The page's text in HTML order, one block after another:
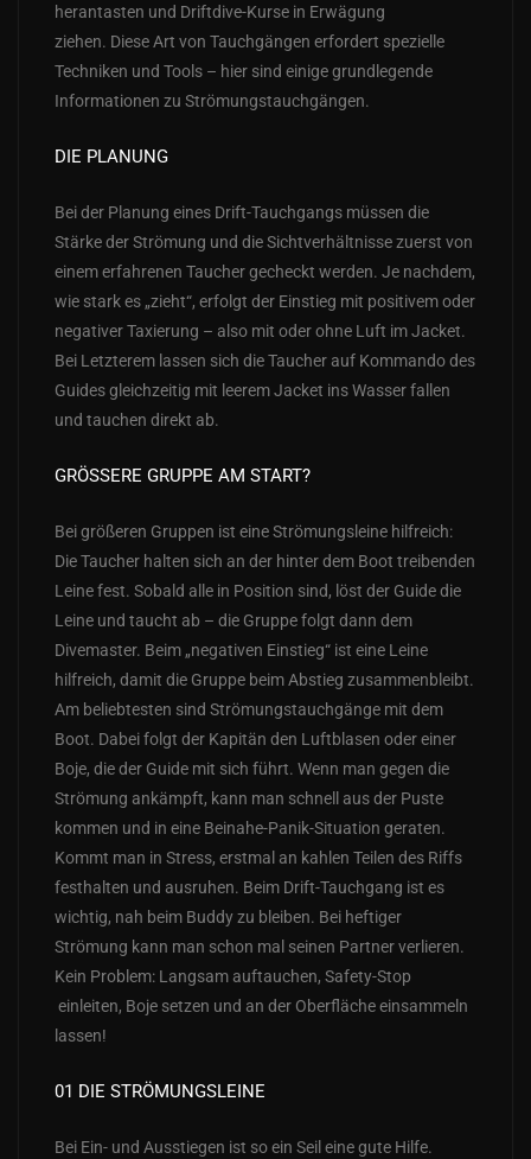
herantasten und Driftdive-Kurse in Erwägung
ziehen. Diese Art von Tauchgängen erfordert spezielle
Techniken und Tools – hier sind einige grundlegende
Informationen zu Strömungstauchgängen.
DIE PLANUNG
Bei der Planung eines Drift-Tauchgangs müssen die
Stärke der Strömung und die Sichtverhältnisse zuerst von
einem erfahrenen Taucher gecheckt werden. Je nachdem,
wie stark es „zieht“, erfolgt der Einstieg mit positivem oder
negativer Taxierung – also mit oder ohne Luft im Jacket.
Bei Letzterem lassen sich die Taucher auf Kommando des
Guides gleichzeitig mit leerem Jacket ins Wasser fallen
und tauchen direkt ab.
GRÖSSERE GRUPPE AM START?
Bei größeren Gruppen ist eine Strömungsleine hilfreich:
Die Taucher halten sich an der hinter dem Boot treibenden
Leine fest. Sobald alle in Position sind, löst der Guide die
Leine und taucht ab – die Gruppe folgt dann dem
Divemaster. Beim „negativen Einstieg“ ist eine Leine
hilfreich, damit die Gruppe beim Abstieg zusammenbleibt.
Am beliebtesten sind Strömungstauchgänge mit dem
Boot. Dabei folgt der Kapitän den Luftblasen oder einer
Boje, die der Guide mit sich führt. Wenn man gegen die
Strömung ankämpft, kann man schnell aus der Puste
kommen und in eine Beinahe-Panik-Situation geraten.
Kommt man in Stress, erstmal an kahlen Teilen des Riffs
festhalten und ausruhen. Beim Drift-Tauchgang ist es
wichtig, nah beim Buddy zu bleiben. Bei heftiger
Strömung kann man schon mal seinen Partner verlieren.
Kein Problem: Langsam auftauchen, Safety-Stop
einleiten, Boje setzen und an der Oberfläche einsammeln
lassen!
01 DIE STRÖMUNGSLEINE
Bei Ein- und Ausstiegen ist so ein Seil eine gute Hilfe.